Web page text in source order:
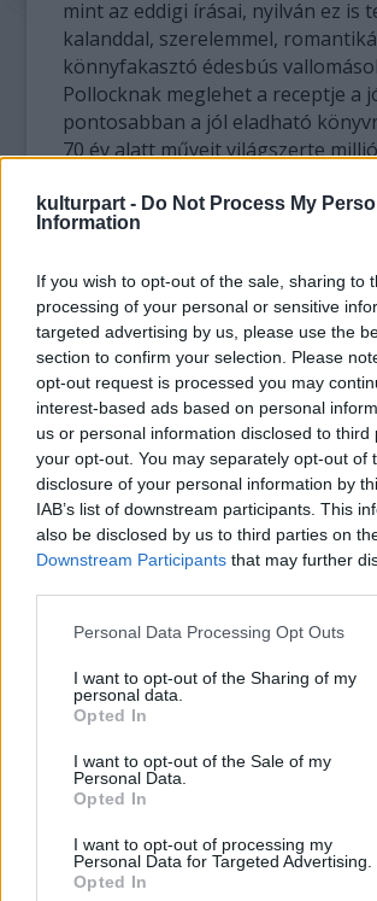
kulturpart - Do Not Process My
Information
If you wish to opt-out of the sale, sharing to
processing of your personal or sensitive
targeted advertising by us, please use the
section to confirm your selection. Please
opt-out request is processed you may
interest-based ads based on personal
us or personal information disclosed to third
your opt-out. You may separately opt-out of
disclosure of your personal information by
IAB’s list of downstream participants. This
also be disclosed by us to third parties on
Downstream Participants that may further
Please note that this website/app uses one
not limited to your visit or usage behaviour.
grant or deny consent to Google and its
use your data for below specified purposes
consent section.
Personal Data Processing Opt Outs
I want to opt-out of the Sharing of my
personal data.
Opted In
I want to opt-out of the Sale of my
Personal Data.
Opted In
I want to opt-out of processing my
Personal Data for Targeted Advertising.
Opted In
mint az eddigi írásai, nyilván ez is
kalanddal, szerelemmel,
könnyfakasztó édesbús
Pollocknak meglehet a receptje a
pontosabban a jól eladható
70 év alatt műveit világszerte
Pollock egyébként számos álnév
Kent, Averil Ives, Rose Burghley,
Whistler, Marguerite Bell),
regényeit jegyezte saját nevén. A
Londban élő írónő 1971-ben
férjét, élete társát, Hugh
Churchill szövegeinek
évesen hagyta magára Idát.
Az írónő 14 évesen írta meg első
amely ráadásul egy thriller volt, a
években vált főállású íróvá, s attól
úgyszólván ontotta magából a
Többnyire hat hét alatt írt meg
Legtermékenyebb időszakában öt
könyvet jelentetett meg.
Forrás:Hirado.hu
Anglia Irodalom